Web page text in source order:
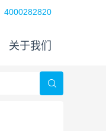
4000282820
关于我们